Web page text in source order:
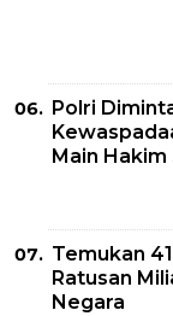
Polri
Main Hakim
Temukan
Ratusan
Negara